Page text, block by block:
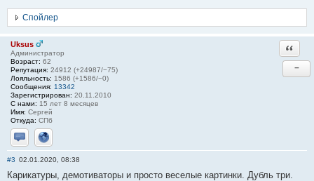
Спойлер
Uksus
Администратор
Возраст: 62
Репутация: 24912 (+24987/−75)
Лояльность: 1586 (+1586/−0)
Сообщения: 13342
Зарегистрирован: 20.11.2010
С нами: 15 лет 8 месяцев
Имя: Сергей
Откуда: СПб
Отправить личное сообщение
Сайт
−
#3 02.01.2020, 08:38
Карикатуры, демотиваторы и просто веселые картинки. Дубль три.